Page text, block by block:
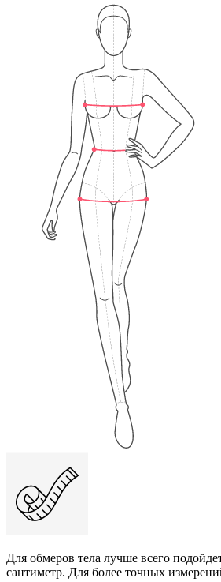
Для обмеров тела лучше всего
сантиметр. Для более точных